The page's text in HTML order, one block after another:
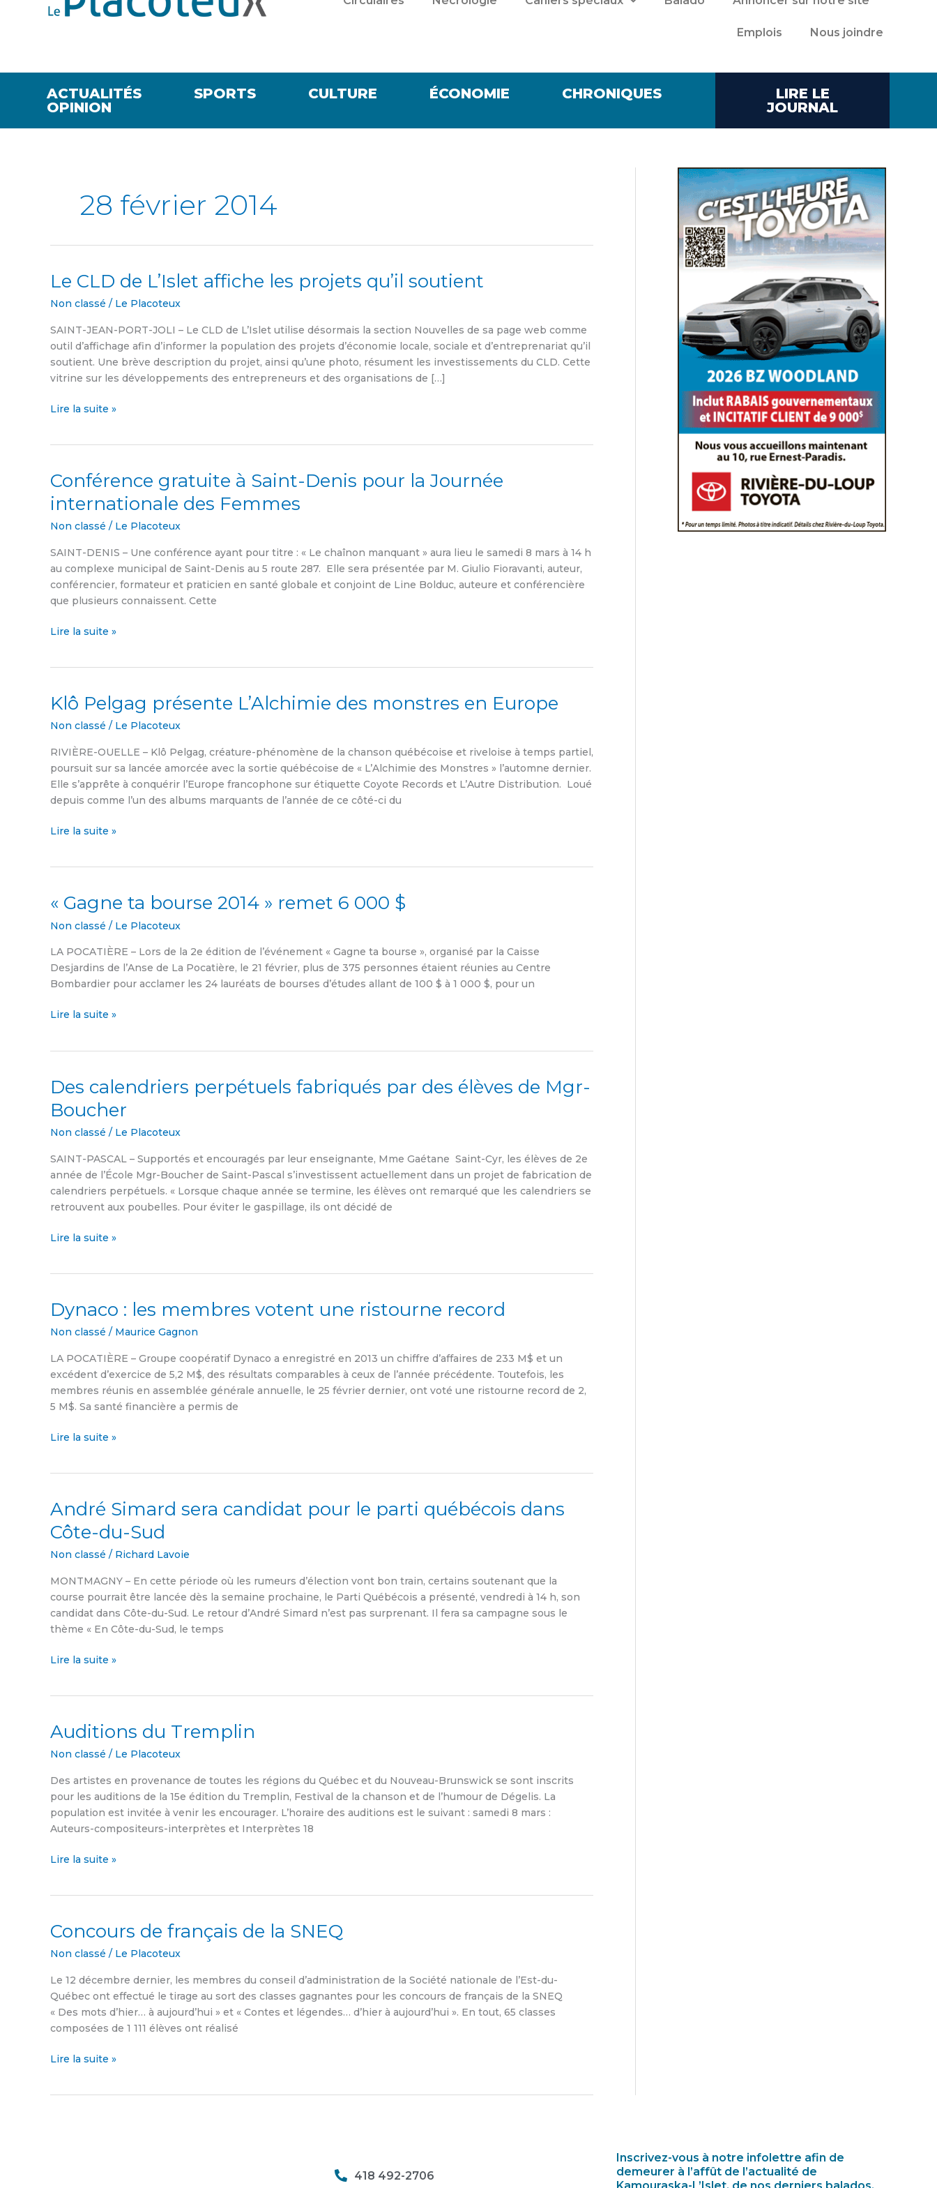
Emplois Nous joindre
ACTUALITÉS SPORTS CULTURE ÉCONOMIE
CHRONIQUES
OPINION
LIRE LE
JOURNAL
28 février 2014
Le CLD de L’Islet affiche les projets qu’il soutient
Non classé / Le Placoteux
SAINT-JEAN-PORT-JOLI – Le CLD de L’Islet utilise désormais la section Nouvelles de sa page web comme
outil d’affichage afin d’informer la population des projets d’économie locale, sociale et d’entreprenariat qu’il
soutient. Une brève description du projet, ainsi qu’une photo, résument les investissements du CLD. Cette
vitrine sur les développements des entrepreneurs et des organisations de […]
Le
de
L’Islet
affiche
les
projets
soutient
Lire la suite »
Conférence gratuite à Saint-Denis pour la Journée
internationale des Femmes
Non classé / Le Placoteux
SAINT-DENIS – Une conférence ayant pour titre : « Le chaînon manquant » aura lieu le samedi 8 mars à 14 h
au complexe municipal de Saint-Denis au 5 route 287. Elle sera présentée par M. Giulio Fioravanti, auteur,
conférencier, formateur et praticien en santé globale et conjoint de Line Bolduc, auteure et conférencière
que plusieurs connaissent. Cette
Conférence
à
Saint-
pour
la
Journée
internationale
Femmes
Lire la suite »
Klô Pelgag présente L’Alchimie des monstres en Europe
Non classé / Le Placoteux
RIVIÈRE-OUELLE – Klô Pelgag, créature-phénomène de la chanson québécoise et riveloise à temps partiel,
poursuit sur sa lancée amorcée avec la sortie québécoise de « L’Alchimie des Monstres » l’automne dernier.
Elle s’apprête à conquérir l’Europe francophone sur étiquette Coyote Records et L’Autre Distribution. Loué
depuis comme l’un des albums marquants de l’année de ce côté-ci du
Klô
présente
L’Alchimie
des
monstres
en
Lire la suite »
« Gagne ta bourse 2014 » remet 6 000 $
Non classé / Le Placoteux
LA POCATIÈRE – Lors de la 2e édition de l’événement « Gagne ta bourse », organisé par la Caisse
Desjardins de l’Anse de La Pocatière, le 21 février, plus de 375 personnes étaient réunies au Centre
Bombardier pour acclamer les 24 lauréats de bourses d’études allant de 100 $ à 1 000 $, pour un
«
ta
bourse
2014
»
6Lire la suite »
Des calendriers perpétuels fabriqués par des élèves de Mgr-
Boucher
Non classé / Le Placoteux
SAINT-PASCAL – Supportés et encouragés par leur enseignante, Mme Gaétane Saint-Cyr, les élèves de 2e
année de l’École Mgr-Boucher de Saint-Pascal s’investissent actuellement dans un projet de fabrication de
calendriers perpétuels. « Lorsque chaque année se termine, les élèves ont remarqué que les calendriers se
retrouvent aux poubelles. Pour éviter le gaspillage, ils ont décidé de
Des
perpétuels
fabriqués
des
élèves
de
Mgr-
Lire la suite »
Dynaco : les membres votent une ristourne record
Non classé / Maurice Gagnon
LA POCATIÈRE – Groupe coopératif Dynaco a enregistré en 2013 un chiffre d’affaires de 233 M$ et un
excédent d’exercice de 5,2 M$, des résultats comparables à ceux de l’année précédente. Toutefois, les
membres réunis en assemblée générale annuelle, le 25 février dernier, ont voté une ristourne record de 2,
5 M$. Sa santé financière a permis de
Dynaco
les
membres
votent
une
ristourne
Lire la suite »
André Simard sera candidat pour le parti québécois dans
Côte-du-Sud
Non classé / Richard Lavoie
MONTMAGNY – En cette période où les rumeurs d’élection vont bon train, certains soutenant que la
course pourrait être lancée dès la semaine prochaine, le Parti Québécois a présenté, vendredi à 14 h, son
candidat dans Côte-du-Sud. Le retour d’André Simard n’est pas surprenant. Il fera sa campagne sous le
thème « En Côte-du-Sud, le temps
André
sera
candidat
le
parti
québécois
dans
du-
Lire la suite »
Auditions du Tremplin
Non classé / Le Placoteux
Des artistes en provenance de toutes les régions du Québec et du Nouveau-Brunswick se sont inscrits
pour les auditions de la 15e édition du Tremplin, Festival de la chanson et de l’humour de Dégelis. La
population est invitée à venir les encourager. L’horaire des auditions est le suivant : samedi 8 mars :
Auteurs-compositeurs-interprètes et Interprètes 18
Auditions
Tremplin
Lire la suite »
Concours de français de la SNEQ
Non classé / Le Placoteux
Le 12 décembre dernier, les membres du conseil d’administration de la Société nationale de l’Est-du-
Québec ont effectué le tirage au sort des classes gagnantes pour les concours de français de la SNEQ
« Des mots d’hier… à aujourd’hui » et « Contes et légendes… d’hier à aujourd’hui ». En tout, 65 classes
composées de 1 111 élèves ont réalisé
Concours
français
de
la
SNEQ
Lire la suite »
418 492-2706
Inscrivez-vous à notre infolettre afin de
demeurer à l’affût de l’actualité de